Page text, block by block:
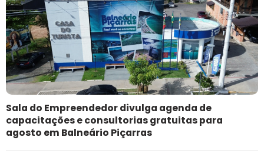
Sala do Empreendedor divulga agenda de
capacitações e consultorias gratuitas para
agosto em Balneário Piçarras